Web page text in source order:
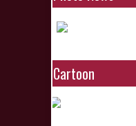
Cartoon